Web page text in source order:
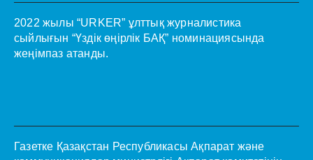
2022 жылы “URKER” ұлттық журналистика
сыйлығын “Үздік өңірлік БАҚ” номинациясында
жеңімпаз атанды.
Газетке Қазақстан Республикасы Ақпарат және